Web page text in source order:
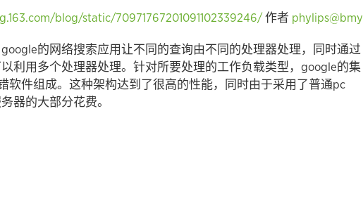
blog/static/70971767201091102339246/ 作者 phylips@bmy
的网络搜索应用让不同的查询由不同的处理器处理，同时通过
利用多个处理器处理。针对所要处理的工作负载类型，google的集
软件组成。这种架构达到了很高的性能，同时由于采用了普通pc
器的大部分花费。